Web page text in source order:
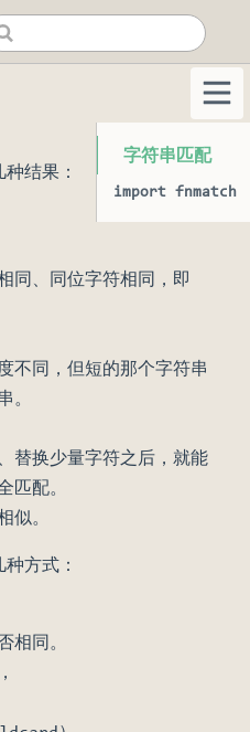
结果：
同、同位字符相同，即
不同，但短的那个字符串
。
替换少量字符之后，就能
匹配。
似。
方式：
相同。
字符串匹配
import fnmatch